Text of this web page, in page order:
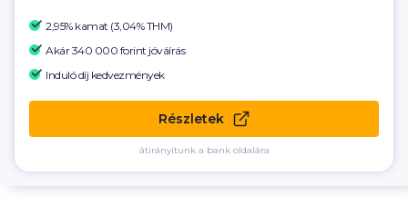
2,95% kamat (3,04% THM)
Akár 340 000 forint jóváírás
Induló díj kedvezmények
Részletek
átirányítunk a bank oldalára